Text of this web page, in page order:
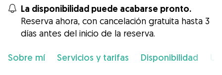
La disponibilidad puede acabarse pronto.
Reserva ahora, con cancelación gratuita hasta 3
días antes del inicio de la reserva.
Sobre mí Servicios y tarifas Disponibilidad